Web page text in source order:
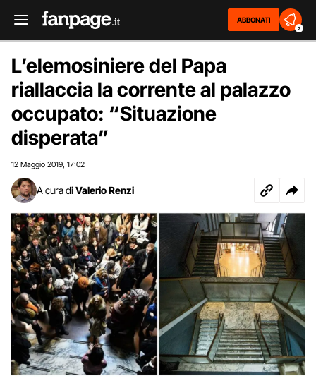
ABBONATI
2
L’elemosiniere del Papa
riallaccia la corrente al palazzo
occupato: “Situazione
disperata”
12 Maggio 2019 17:02
A cura di Valerio Renzi